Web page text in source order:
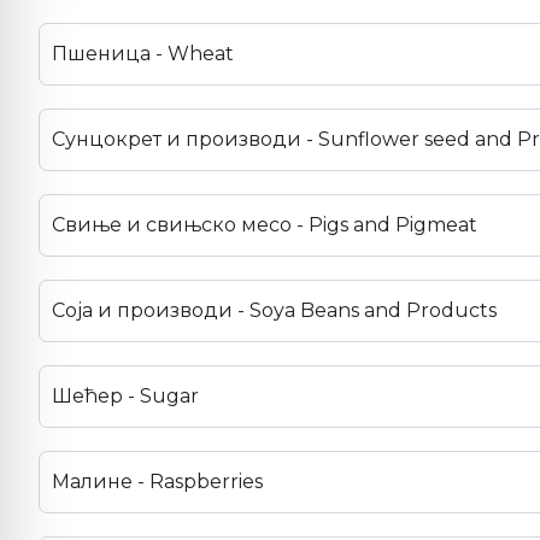
Пшеница - Wheat
Сунцокрет и производи - Sunflower seed and
Свиње и свињско месо - Pigs and Pigmeat
Соја и производи - Soya Beans and Products
Шећер - Sugar
Малине - Raspberries